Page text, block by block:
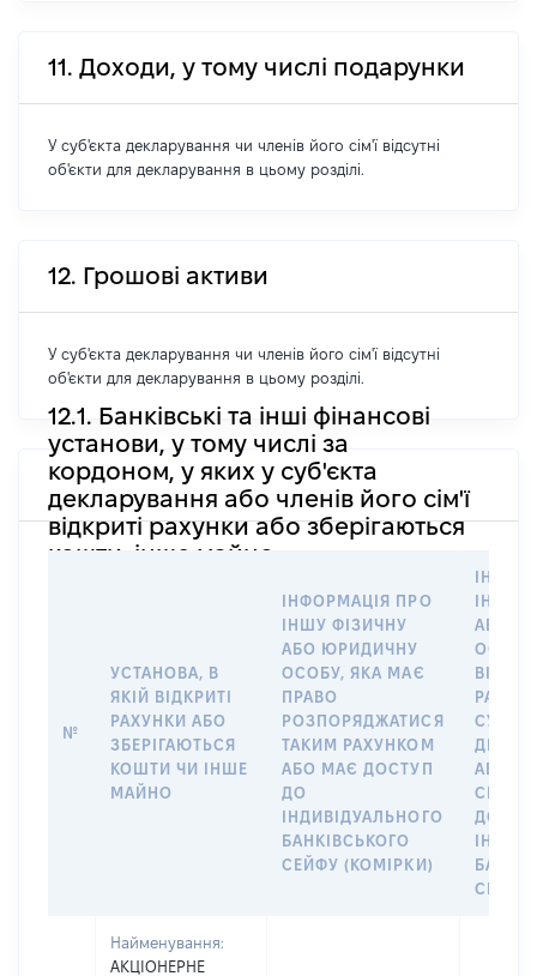
11. Доходи, у тому числі подарунки
У суб'єкта декларування чи членів його сім'ї відсутні
об'єкти для декларування в цьому розділі.
12. Грошові активи
У суб'єкта декларування чи членів його сім'ї відсутні
об'єкти для декларування в цьому розділі.
12.1. Банківські та інші фінансові
установи, у тому числі за
кордоном, у яких у суб'єкта
декларування або членів його сім'ї
відкриті рахунки або зберігаються
кошти, інше майно
№
УСТАНОВА, В
ЯКІЙ ВІДКРИТІ
РАХУНКИ АБО
ЗБЕРІГАЮТЬСЯ
КОШТИ ЧИ ІНШЕ
МАЙНО
ІНФОРМАЦІЯ ПРО
ІНШУ ФІЗИЧНУ
АБО ЮРИДИЧНУ
ОСОБУ, ЯКА МАЄ
ПРАВО
РОЗПОРЯДЖАТИСЯ
ТАКИМ РАХУНКОМ
АБО МАЄ ДОСТУП
ДО
ІНДИВІДУАЛЬНОГО
БАНКІВСЬКОГО
СЕЙФУ (КОМІРКИ)
ІНШУ
АБО
АБО
СІМ’Ї
СЕЙФУ
Найменування:
АКЦІОНЕРНЕ